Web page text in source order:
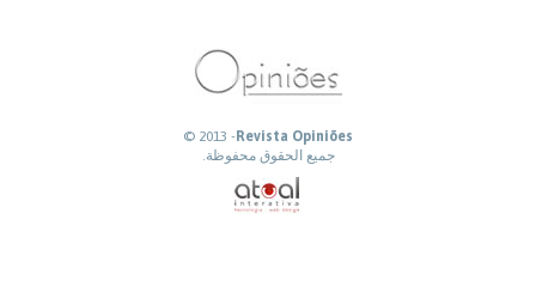
© 2013 -Revista Opiniões
جميع الحقوق محفوظة.